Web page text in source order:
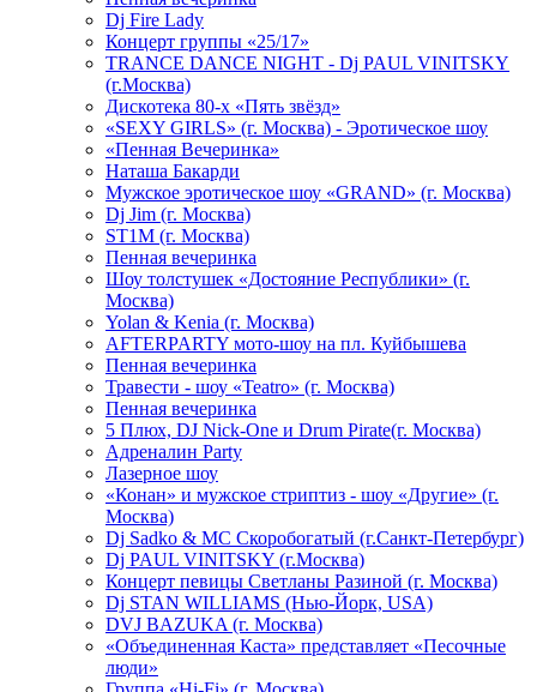
Dj Fire Lady
Концерт группы «25/17»
TRANCE DANCE NIGHT - Dj PAUL VINITSKY
(г.Москва)
Дискотека 80-х «Пять звёзд»
«SEXY GIRLS» (г. Москва) - Эротическое шоу
«Пенная Вечеринка»
Hаташа Бакарди
Мужское эротическое шоу «GRAND» (г. Москва)
Dj Jim (г. Москва)
ST1M (г. Москва)
Пенная вечеринка
Шоу толстушек «Достояние Республики» (г.
Москва)
Yolan & Kenia (г. Москва)
AFTERPARTY мото-шоу на пл. Куйбышева
Пенная вечеринка
Травести - шоу «Teatro» (г. Москва)
Пенная вечеринка
5 Плюх, DJ Nick-One и Drum Pirate(г. Москва)
Адреналин Party
Лазерное шоу
«Конан» и мужское стриптиз - шоу «Другие» (г.
Москва)
Dj Sadko & МС Скоробогатый (г.Санкт-Петербург)
Dj PAUL VINITSKY (г.Москва)
Концерт певицы Светланы Разиной (г. Москва)
Dj STAN WILLIAMS (Нью-Йорк, USA)
DVJ BAZUKA (г. Москва)
«Объединенная Каста» представляет «Песочные
люди»